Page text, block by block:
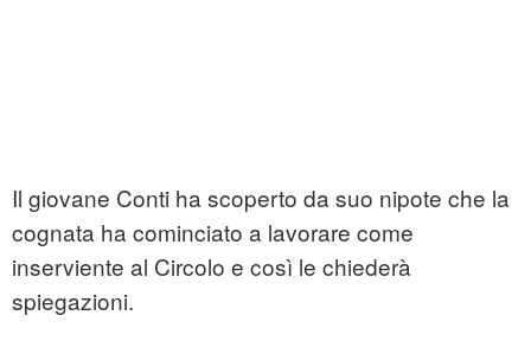
Il giovane Conti ha scoperto da suo nipote che la
cognata ha cominciato a lavorare come
inserviente al Circolo e così le chiederà
spiegazioni.